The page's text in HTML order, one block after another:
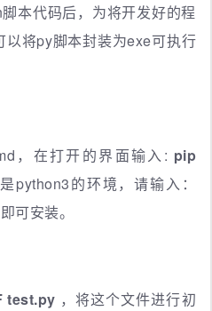
本代码后，为将开发好的程
以将py脚本封装为exe可执行
，在打开的界面输入: pip
python3的环境，请输入：
可安装。
test.py ，将这个文件进行初